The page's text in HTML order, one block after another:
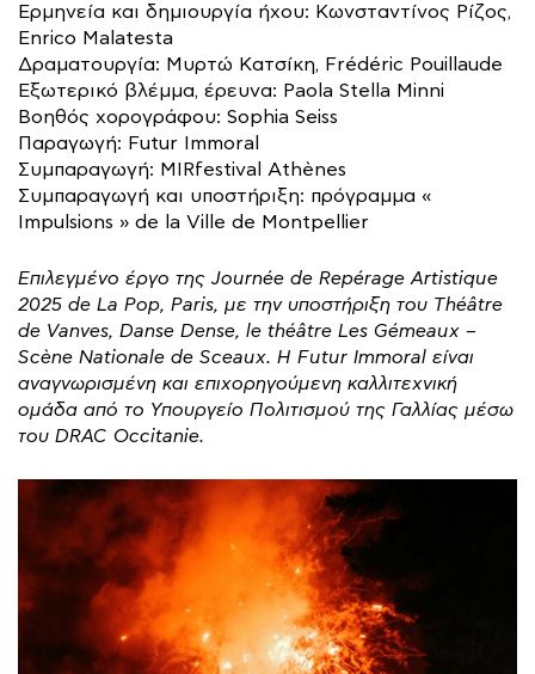
Ερμηνεία και δημιουργία ήχου: Κωνσταντίνος Ρίζος,
Enrico Malatesta
Δραματουργία: Μυρτώ Κατσίκη, Frédéric Pouillaude
Εξωτερικό βλέμμα, έρευνα: Paola Stella Minni
Βοηθός χορογράφου: Sophia Seiss
Παραγωγή: Futur Immoral
Συμπαραγωγή: MIRfestival Athènes
Συμπαραγωγή και υποστήριξη: πρόγραμμα «
Impulsions » de la Ville de Montpellier
Επιλεγμένο έργο της Journée de Repérage Artistique
2025 de La Pop, Paris, με την υποστήριξη του Théâtre
de Vanves, Danse Dense, le théâtre Les Gémeaux –
Scène Nationale de Sceaux. H Futur Immoral είναι
αναγνωρισμένη και επιχορηγούμενη καλλιτεχνική
ομάδα από το Υπουργείο Πολιτισμού της Γαλλίας μέσω
του DRAC Occitanie.